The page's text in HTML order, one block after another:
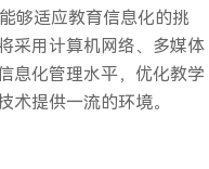
够适应教育信息化的挑
采用计算机网络、多媒体
息化管理水平，优化教学
提供一流的环境。